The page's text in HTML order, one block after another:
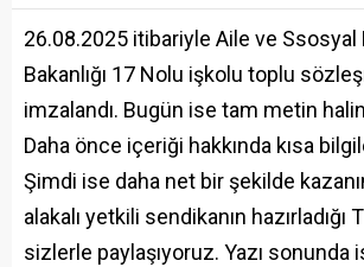
26.08.2025 itibariyle Aile ve
Bakanlığı 17 Nolu işkolu toplu
imzalandı. Bugün ise tam metin
Daha önce içeriği hakkında kısa
Şimdi ise daha net bir şekilde
alakalı yetkili sendikanın hazırladığı
sizlerle paylaşıyoruz. Yazı sonunda